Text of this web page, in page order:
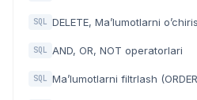
SQL DELETE, Ma’lumotlarni
SQL AND, OR, NOT operatorlari
SQL Ma’lumotlarni filtrlash